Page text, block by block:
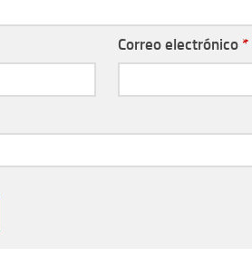
Correo electrónico *